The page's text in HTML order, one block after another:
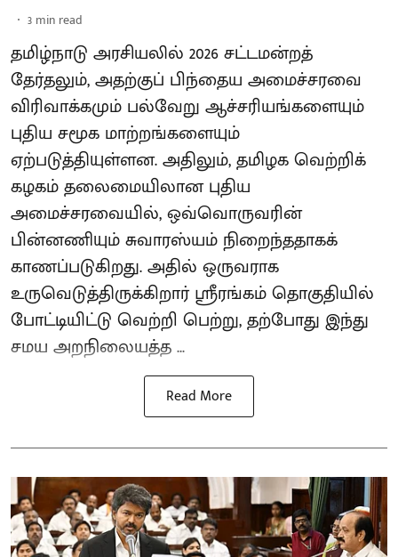
3 min read
தமிழ்நாடு அரசியலில் 2026 சட்டமன்றத்
தேர்தலும், அதற்குப் பிந்தைய அமைச்சரவை
விரிவாக்கமும் பல்வேறு ஆச்சரியங்களையும்
புதிய சமூக மாற்றங்களையும்
ஏற்படுத்தியுள்ளன. அதிலும், தமிழக வெற்றிக்
கழகம் தலைமையிலான புதிய
அமைச்சரவையில், ஒவ்வொருவரின்
பின்னணியும் சுவாரஸ்யம் நிறைந்ததாகக்
காணப்படுகிறது. அதில் ஒருவராக
உருவெடுத்திருக்கிறார் ஸ்ரீரங்கம் தொகுதியில்
போட்டியிட்டு வெற்றி பெற்று, தற்போது இந்து
சமய அறநிலையத்த ...
Read More